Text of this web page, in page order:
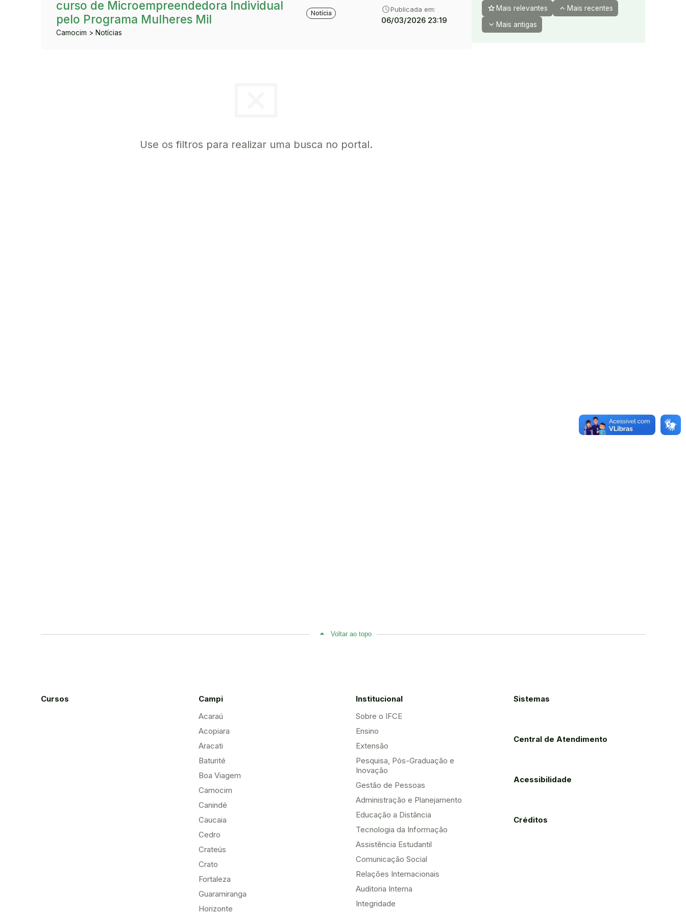
curso de Microempreendedora Individual
pelo Programa Mulheres Mil
Camocim > Notícias
categoryTipo:
Notícia schedulePublicada em:
06/03/2026 23:19
Use os filtros para realizar uma busca no portal.
star Mais relevantes expand_less Mais recentes
expand_more Mais antigas
Voltar ao topo
Cursos
Campi
Acaraú
Acopiara
Aracati
Baturité
Boa Viagem
Camocim
Canindé
Caucaia
Cedro
Crateús
Crato
Fortaleza
Guaramiranga
Horizonte
Institucional
Sobre o IFCE
Ensino
Extensão
Pesquisa, Pós-Graduação e
Inovação
Gestão de Pessoas
Administração e Planejamento
Educação a Distância
Tecnologia da Informação
Assistência Estudantil
Comunicação Social
Relações Internacionais
Auditoria Interna
Integridade
Sistemas
Central de Atendimento
Acessibilidade
Créditos